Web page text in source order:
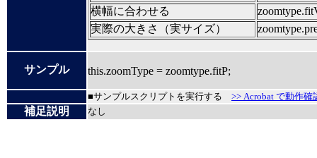
横幅に合わせる
実際の大きさ（実サイズ）
サンプル this.zoomType = zoomtype.fitP;
■サンプルスクリプトを実行する >> Acrobat で動作確
補足説明 なし